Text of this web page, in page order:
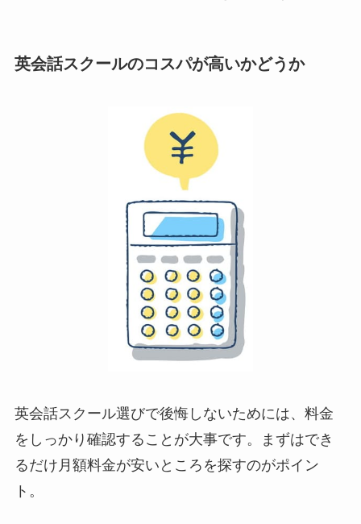
英会話スクールのコスパが高いかどうか
英会話スクール選びで後悔しないためには、料金
をしっかり確認することが大事です。まずはでき
るだけ月額料金が安いところを探すのがポイン
ト。